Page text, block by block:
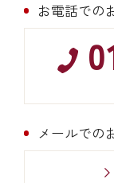
お電話での
メールでの